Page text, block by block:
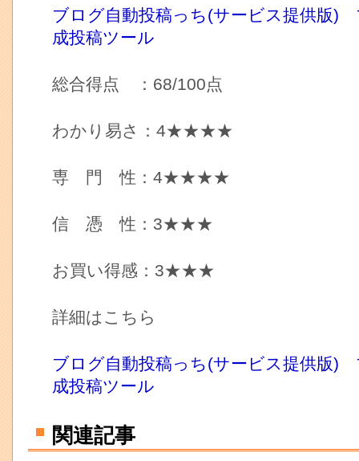
ブログ自動投稿っち(サービス提供版)
成投稿ツール
総合得点 ：68/100点
わかり易さ：4★★★★
専 門 性：4★★★★
信 憑 性：3★★★
お買い得感：3★★★
詳細はこちら
ブログ自動投稿っち(サービス提供版)
成投稿ツール
関連記事